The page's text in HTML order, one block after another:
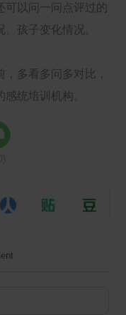
可以问一问点评过的
孩子变化情况。
多看多问多对比，
统培训机构。